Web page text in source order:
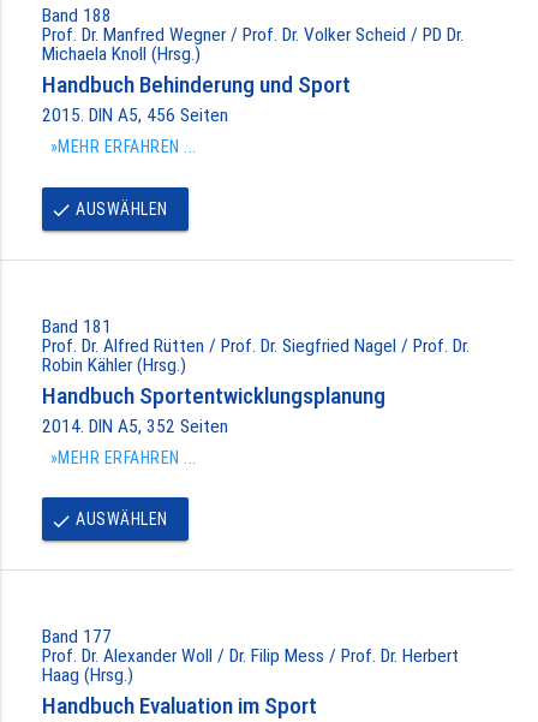
Band 188
Prof. Dr. Manfred Wegner / Prof. Dr. Volker Scheid / PD Dr.
Michaela Knoll (Hrsg.)
Handbuch Behinderung und Sport
2015. DIN A5, 456 Seiten
»MEHR ERFAHREN ...
done AUSWÄHLEN
Band 181
Prof. Dr. Alfred Rütten / Prof. Dr. Siegfried Nagel / Prof. Dr.
Robin Kähler (Hrsg.)
Handbuch Sportentwicklungsplanung
2014. DIN A5, 352 Seiten
»MEHR ERFAHREN ...
done AUSWÄHLEN
Band 177
Prof. Dr. Alexander Woll / Dr. Filip Mess / Prof. Dr. Herbert
Haag (Hrsg.)
Handbuch Evaluation im Sport